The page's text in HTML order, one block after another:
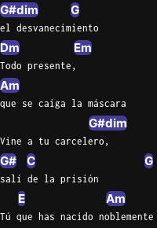
G#dim G
el desvanecimiento
Dm Em
Todo presente,
Am
que se caiga la máscara
G#dim
Vine a tu carcelero,
G# C G
salí de la prisión
E Am
Tú que has nacido noblemente